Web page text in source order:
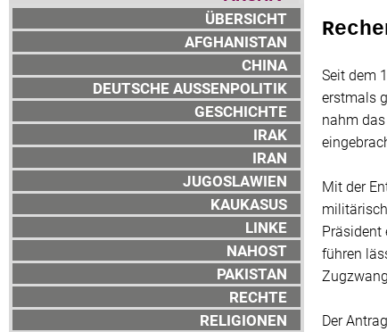
ÜBERSICHT
AFGHANISTAN
CHINA
DEUTSCHE AUSSENPOLITIK
GESCHICHTE
IRAK
IRAN
JUGOSLAWIEN
KAUKASUS
LINKE
NAHOST
PAKISTAN
RECHTE
RELIGIONEN
Seit dem
erstmals
nahm
Mit der
Präsident
führen
Der